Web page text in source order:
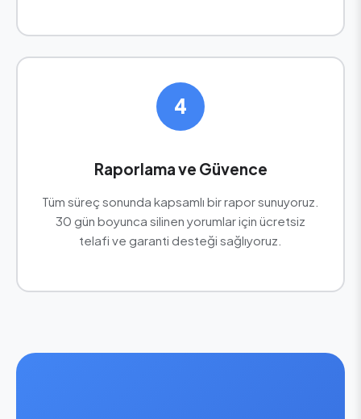
4
Raporlama ve Güvence
Tüm süreç sonunda kapsamlı bir rapor sunuyoruz.
30 gün boyunca silinen yorumlar için ücretsiz
telafi ve garanti desteği sağlıyoruz.